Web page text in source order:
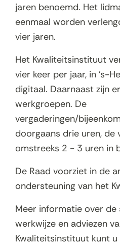
jaren benoemd. Het
eenmaal worden
vier jaren.
Het Kwaliteitsinstituut
vier keer per jaar, in ’s-
digitaal. Daarnaast zijn
werkgroepen. De
vergaderingen/
doorgaans drie uren,
omstreeks 2 - 3 uren in
De Raad voorziet in de
ondersteuning van het
Meer informatie over de
werkwijze en adviezen
Kwaliteitsinstituut kunt